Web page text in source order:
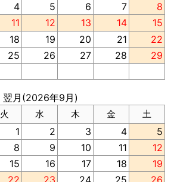
4 5 6 7 8
11 12 13 14
15
18 19 20 21
22
25 26 27 28
29
翌月(2026年9月)
火 水 木 金 土
1 2 3 4
5
8 9 10 11
12
15 16 17 18
19
22 23 24 25
26